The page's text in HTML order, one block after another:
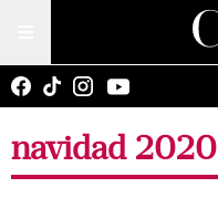
navidad 2020